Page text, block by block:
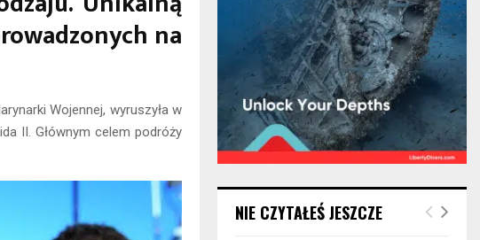
na
Wojennej, wyruszyła w
II. Głównym celem podróży
NIE CZYTAŁEŚ JESZCZE